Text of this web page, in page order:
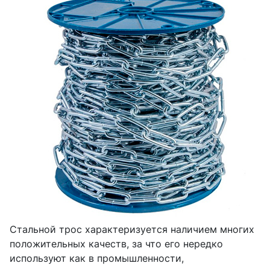
Стальной трос характеризуется наличием многих
положительных качеств, за что его нередко
используют как в промышленности,